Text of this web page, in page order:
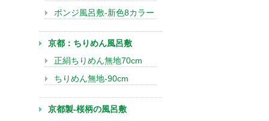
ポンジ風呂敷-新色8カラー
京都：ちりめん風呂敷
正絹ちりめん無地70cm
ちりめん無地-90cm
京都製-桜柄の風呂敷